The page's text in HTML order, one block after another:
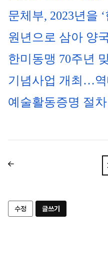
문체부, 2023년을
원년으로 삼아 양
한미동맹 70주년
기념사업 개최…
예술활동증명 절
수정 글쓰기